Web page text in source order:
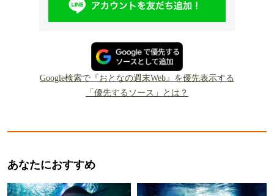
Google検索で『おとなの週末Web』を優先表示する
「優先するソース」とは？
あなたにおすすめ